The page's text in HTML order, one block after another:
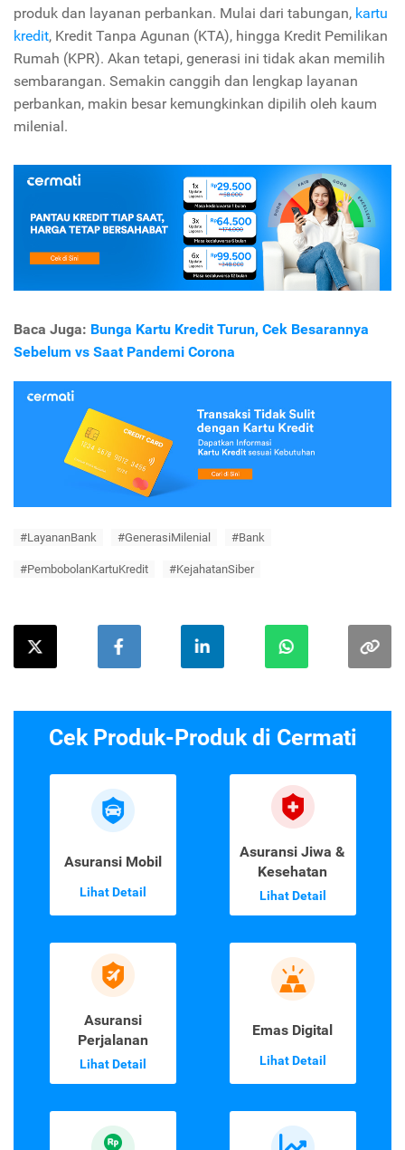
produk dan layanan perbankan. Mulai dari tabungan, kartu
kredit, Kredit Tanpa Agunan (KTA), hingga Kredit Pemilikan
Rumah (KPR). Akan tetapi, generasi ini tidak akan memilih
sembarangan. Semakin canggih dan lengkap layanan
perbankan, makin besar kemungkinkan dipilih oleh kaum
milenial.
Baca Juga: Bunga Kartu Kredit Turun, Cek Besarannya
Sebelum vs Saat Pandemi Corona
#LayananBank #GenerasiMilenial #Bank
#PembobolanKartuKredit #KejahatanSiber
Cek Produk-Produk di Cermati
Asuransi Mobil
Lihat Detail
Asuransi Jiwa &
Kesehatan
Lihat Detail
Asuransi
Perjalanan
Lihat Detail
Emas Digital
Lihat Detail